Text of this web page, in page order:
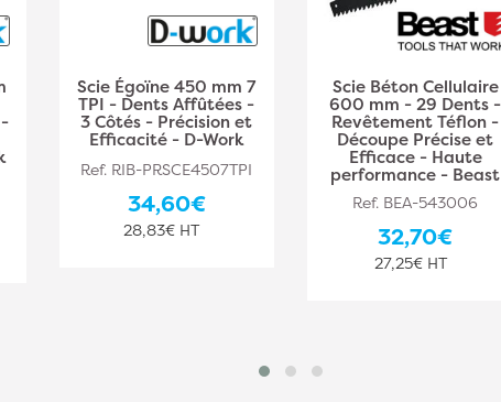
Scie Égoïne 450 mm 7
TPI - Dents Affûtées -
3 Côtés - Précision et
Efficacité - D-Work
Ref. RIB-PRSCE4507TPI
34,60€
28,83€ HT
Scie Béton Cellulaire
600 mm - 29 Dents -
Revêtement Téflon -
Découpe Précise et
Efficace - Haute
performance - Beast
Ref. BEA-543006
32,70€
27,25€ HT